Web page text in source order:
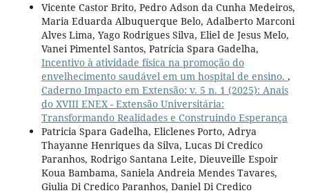
Vicente Castor Brito, Pedro Adson da Cunha Medeiros,
Maria Eduarda Albuquerque Belo, Adalberto Marconi
Alves Lima, Yago Rodrigues Silva, Eliel de Jesus Melo,
Vanei Pimentel Santos, Patrícia Spara Gadelha,
Incentivo à atividade física na promoção do
envelhecimento saudável em um hospital de ensino. ,
Caderno Impacto em Extensão: v. 5 n. 1 (2025): Anais
do XVIII ENEX - Extensão Universitária:
Transformando Realidades e Construindo Esperança
Patricia Spara Gadelha, Eliclenes Porto, Adrya
Thayanne Henriques da Silva, Lucas Di Credico
Paranhos, Rodrigo Santana Leite, Dieuveille Espoir
Koua Bambama, Saniela Andreia Mendes Tavares,
Giulia Di Credico Paranhos, Daniel Di Credico